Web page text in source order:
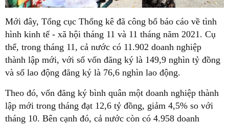
Mới đây, Tổng cục Thống kê đã công bố báo cáo về tình
hình kinh tế - xã hội tháng 11 và 11 tháng năm 2021. Cụ
thể, trong tháng 11, cả nước có 11.902 doanh nghiệp
thành lập mới, với số vốn đăng ký là 149,9 nghìn tỷ đồng
và số lao động đăng ký là 76,6 nghìn lao động.
Theo đó, vốn đăng ký bình quân một doanh nghiệp thành
lập mới trong tháng đạt 12,6 tỷ đồng, giảm 4,5% so với
tháng 10. Bên cạnh đó, cả nước còn có 4.958 doanh